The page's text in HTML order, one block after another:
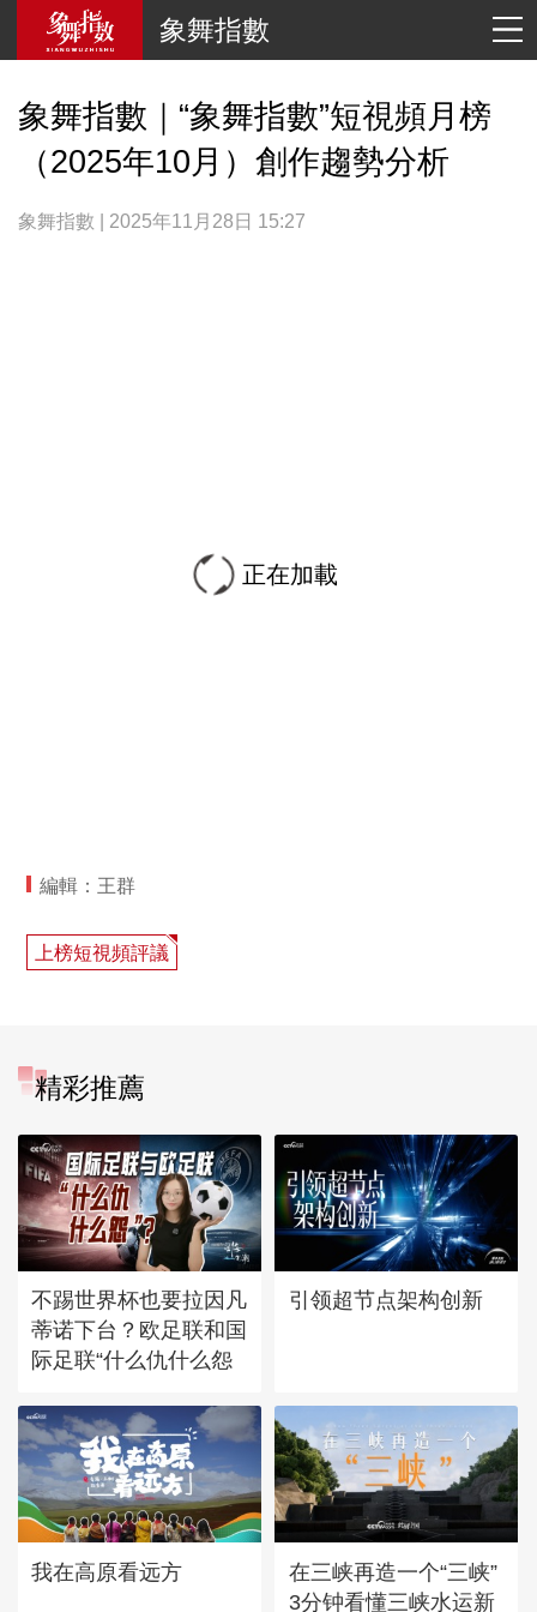
象舞指數
象舞指數｜“象舞指數”短視頻月榜
（2025年10月）創作趨勢分析
象舞指數 | 2025年11月28日 15:27
正在加載
編輯：王群
上榜短視頻評議
精彩推薦
不踢世界杯也要拉因凡
蒂诺下台？欧足联和国
际足联“什么仇什么怨
引领超节点架构创新
我在高原看远方
在三峡再造一个“三峡”
3分钟看懂三峡水运新